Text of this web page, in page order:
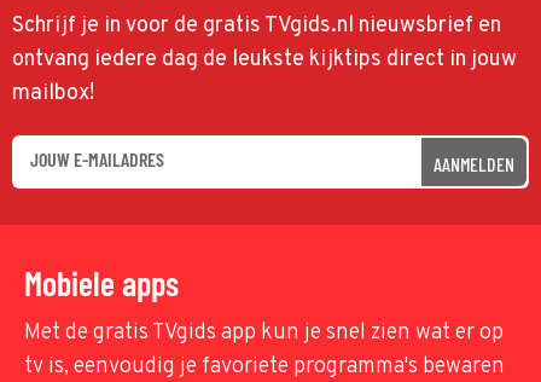
Schrijf je in voor de gratis TVgids.nl nieuwsbrief en
ontvang iedere dag de leukste kijktips direct in jouw
mailbox!
AANMELDEN
Mobiele apps
Met de gratis TVgids app kun je snel zien wat er op
tv is, eenvoudig je favoriete programma's bewaren